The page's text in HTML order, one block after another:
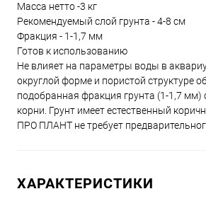
Масса нетто -3 кг
Рекомендуемый слой грунта - 4-8 см
Фракция - 1-1,7 мм
Готов к использованию
Не влияет на параметры воды в
округлой форме и пористой структуре
подобранная фракция грунта (1-1,7
корни. Грунт имеет естественный
ПРО ПЛАНТ не требует
ХАРАКТЕРИСТИКИ